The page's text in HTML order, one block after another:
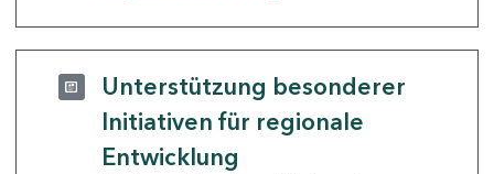
Unterstützung besonderer
Initiativen für regionale
Entwicklung